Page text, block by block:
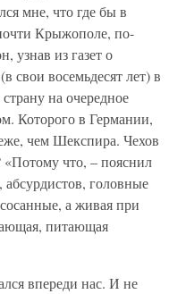
мне, что где бы в
Крыжополе, по-
узнав из газет о
свои восемьдесят лет) в
на очередное
Которого в Германии,
чем Шекспира. Чехов
«Потому что, – пояснил
головные
а живая при
питающая
впереди нас. И не